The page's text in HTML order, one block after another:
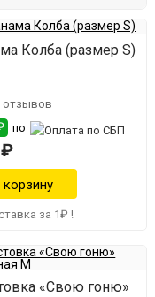
Колба (размер S)
отзывов
по
за 1₽ !
«Свою гоню»